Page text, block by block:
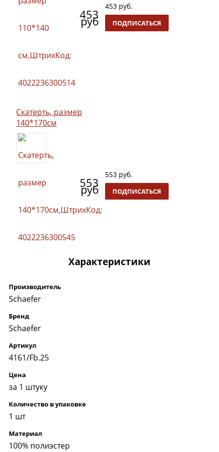
453
руб
453 руб.
ПОДПИСАТЬСЯ
Скатерть, размер
140*170см
553
руб
553 руб.
ПОДПИСАТЬСЯ
Характеристики
Производитель
Schaefer
Бренд
Schaefer
Артикул
4161/Fb.25
Цена
за 1 штуку
Количество в упаковке
1 шт
Материал
100% полиэстер